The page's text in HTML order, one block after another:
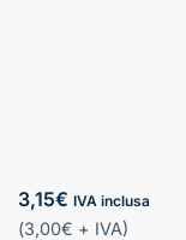
3,15€ IVA inclusa
(3,00€ + IVA)